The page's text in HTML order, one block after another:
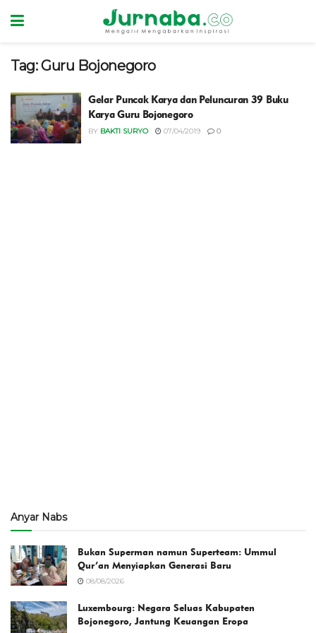
Tag:Guru Bojonegoro
Gelar Puncak Karya dan Peluncuran 39 Buku
Karya Guru Bojonegoro
BY BAKTI SURYO 07/04/2019 0
Anyar Nabs
Bukan Superman namun Superteam: Ummul
Qur’an Menyiapkan Generasi Baru
08/08/2026
Luxembourg: Negara Seluas Kabupaten
Bojonegoro, Jantung Keuangan Eropa